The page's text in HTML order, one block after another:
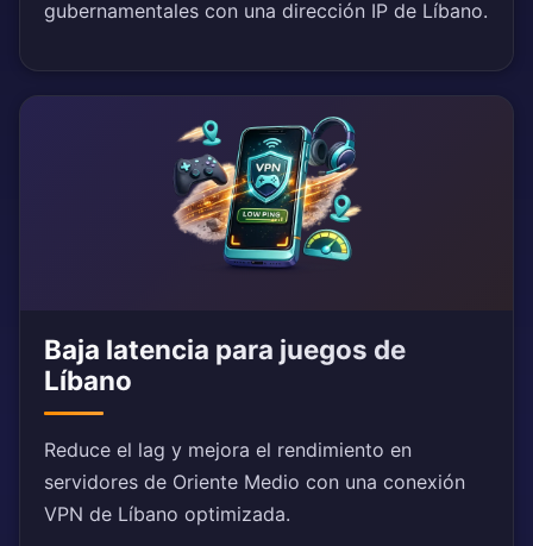
gubernamentales con una dirección IP de Líbano.
Baja latencia para juegos de
Líbano
Reduce el lag y mejora el rendimiento en
servidores de Oriente Medio con una conexión
VPN de Líbano optimizada.